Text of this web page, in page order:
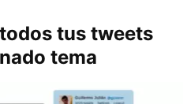
tus tweets
tema